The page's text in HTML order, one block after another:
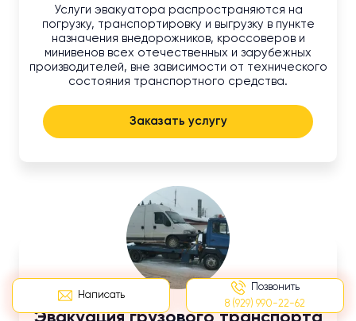
Написать
Позвонить
8 (929) 990-22-62
Услуги эвакуатора распространяются на
погрузку, транспортировку и выгрузку в пункте
назначения внедорожников, кроссоверов и
минивенов всех отечественных и зарубежных
производителей, вне зависимости от технического
состояния транспортного средства.
Заказать услугу